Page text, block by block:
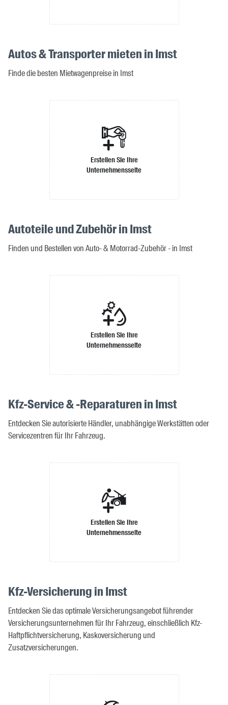
Autos & Transporter mieten in Imst
Finde die besten Mietwagenpreise in Imst
Erstellen Sie Ihre
Unternehmensseite
Autoteile und Zubehör in Imst
Finden und Bestellen von Auto- & Motorrad-Zubehör - in Imst
Erstellen Sie Ihre
Unternehmensseite
Kfz-Service & -Reparaturen in Imst
Entdecken Sie autorisierte Händler, unabhängige Werkstätten oder
Servicezentren für Ihr Fahrzeug.
Erstellen Sie Ihre
Unternehmensseite
Kfz-Versicherung in Imst
Entdecken Sie das optimale Versicherungsangebot führender
Versicherungsunternehmen für Ihr Fahrzeug, einschließlich Kfz-
Haftpflichtversicherung, Kaskoversicherung und
Zusatzversicherungen.